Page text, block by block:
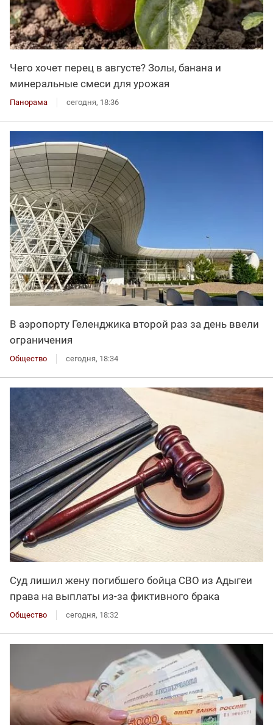
Чего хочет перец в августе? Золы, банана и
минеральные смеси для урожая
Панорама сегодня, 18:36
В аэропорту Геленджика второй раз за день ввели
ограничения
Общество сегодня, 18:34
Суд лишил жену погибшего бойца СВО из Адыгеи
права на выплаты из-за фиктивного брака
Общество сегодня, 18:32